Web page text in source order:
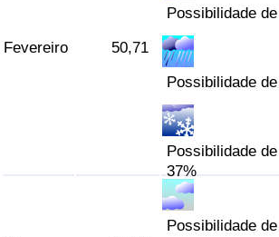
Fevereiro 50,71
Possibilidade
Possibilidade
Possibilidade
37%
Possibilidade
Indicador de Trânsito por País